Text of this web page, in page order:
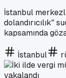
İstanbul
dolandırıcılık"
kapsamında
İstanbul